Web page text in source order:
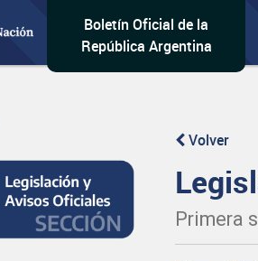
Boletín Oficial de la
República Argentina
Volver
Primera